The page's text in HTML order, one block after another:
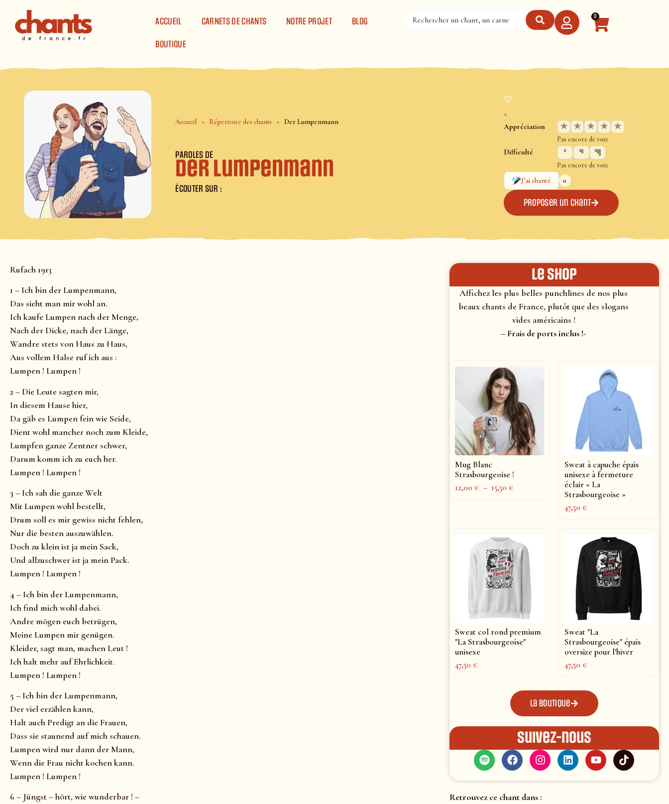
ACCUEIL
CARNETS DE CHANTS NOTRE PROJET BLOG
BOUTIQUE
0
Accueil Répertoire des chants Der Lumpenmann
PAROLES DE
Der Lumpenmann
ÉCOUTER SUR :
♡
+
Appréciation ★ ★ ★ ★ ★
Pas encore de vote
Difficulté
Pas encore de vote
J’ai chanté
0
Proposer un chant
Rufach 1913
1 – Ich bin der Lumpenmann,
Das sieht man mir wohl an.
Ich kaufe Lumpen nach der Menge,
Nach der Dicke, nach der Länge,
Wandre stets von Haus zu Haus,
Aus vollem Halse ruf ich aus :
Lumpen ! Lumpen !
2 – Die Leute sagten mir,
In diesem Hause hier,
Da gäb es Lumpen fein wie Seide,
Dient wohl mancher noch zum Kleide,
Lumpfen ganze Zentner schwer,
Darum komm ich zu euch her.
Lumpen ! Lumpen !
3 – Ich sah die ganze Welt
Mit Lumpen wohl bestellt,
Drum soll es mir gewiss nicht fehlen,
Nur die besten auszuwählen.
Doch zu klein ist ja mein Sack,
Und allzuschwer ist ja mein Pack.
Lumpen ! Lumpen !
4 – Ich bin der Lumpenmann,
Ich find mich wohl dabei.
Andre mögen euch betrügen,
Meine Lumpen mir genügen.
Kleider, sagt man, machen Leut !
Ich halt mehr auf Ehrlichkeit.
Lumpen ! Lumpen !
5 – Ich bin der Lumpenmann,
Der viel erzählen kann,
Halt auch Predigt an die Frauen,
Dass sie staunend auf mich schauen.
Lumpen wird nur dann der Mann,
Wenn die Frau nicht kochen kann.
Lumpen ! Lumpen !
6 – Jüngst – hört, wie wunderbar ! –
le shop
Affichez les plus belles punchlines de nos plus
beaux chants de France, plutôt que des slogans
vides américains !
– Frais de ports inclus !-
Mug Blanc
Strasbourgeoise !
12,00€ – 15,50€
Sweat à capuche épais
unisexe à fermeture
éclair « La
Strasbourgeoise »
47,50€
Sweat col rond premium
"La Strasbourgeoise"
unisexe
47,50€
Sweat "La
Strasbourgeoise" épais
oversize pour l'hiver
47,50€
La boutique
Suivez-nous
Retrouvez ce chant dans :